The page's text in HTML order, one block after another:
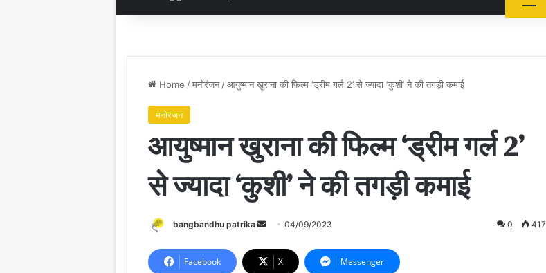
Home /मनोरंजन /आयुष्मान खुराना की फिल्म ‘ड्रीम गर्ल 2’ से ज्यादा ‘कुशी’ ने की तगड़ी कमाई
मनोरंजन
आयुष्मान खुराना की फिल्म ‘ड्रीम गर्ल 2’
से ज्यादा ‘कुशी’ ने की तगड़ी कमाई
bangbandhu patrika
Send
email
04/09/2023 0 417
Facebook X Messenger